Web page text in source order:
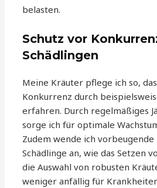
belasten.
Schutz vor
Schädlingen
Meine Kräuter pflege ich so,
Konkurrenz durch
erfahren. Durch regelmäßiges
sorge ich für optimale
Zudem wende ich
Schädlinge an, wie das Setzen
die Auswahl von robusten
weniger anfällig für